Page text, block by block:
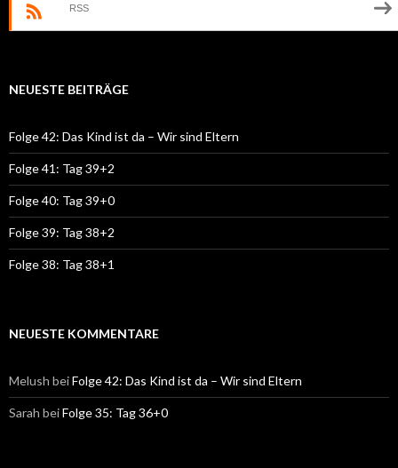
RSS
NEUESTE BEITRÄGE
Folge 42: Das Kind ist da – Wir sind Eltern
Folge 41: Tag 39+2
Folge 40: Tag 39+0
Folge 39: Tag 38+2
Folge 38: Tag 38+1
NEUESTE KOMMENTARE
Melush beiFolge 42: Das Kind ist da – Wir sind Eltern
Sarah beiFolge 35: Tag 36+0